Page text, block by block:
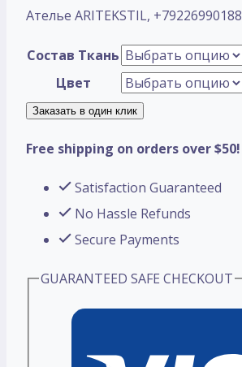
Ателье ARITEKSTIL, +79226990188
Состав Ткань
Цвет
Заказать в один клик
Free shipping on orders over $50!
Satisfaction Guaranteed
No Hassle Refunds
Secure Payments
GUARANTEED SAFE CHECKOUT